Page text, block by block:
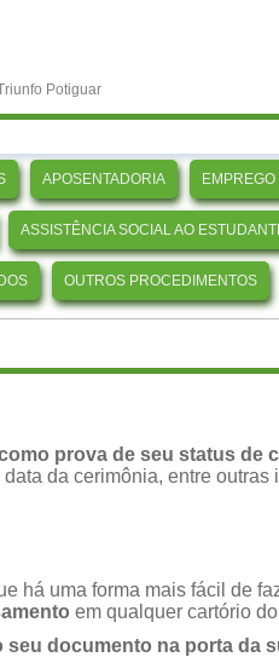
Potiguar
APOSENTADORIA EMPREGO
ASSISTÊNCIA SOCIAL AO
OUTROS PROCEDIMENTOS
prova de seu status de
da cerimônia, entre outras
há uma forma mais fácil de
em qualquer cartório
documento na porta da